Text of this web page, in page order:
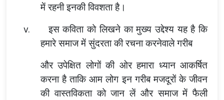
में रहनी इनकी विवशता है।
v.
इस कविता को लिखने का मुख्य उद्देश्य यह है कि
हमारे समाज में सुंदरता की रचना करनेवाले गरीब
और उपेक्षित लोगों की ओर हमारा ध्यान आकर्षित
करना है ताकि आम लोग इन गरीब मजदूरों के जीवन
की वास्तविकता को जान लें और समाज में फैली